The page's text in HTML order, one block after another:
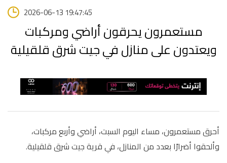
2026-06-13 19:47:45
مستعمرون يحرقون أراضي ومركبات
ويعتدون على منازل في جيت شرق قلقيلية
أحرق مستعمرون، مساء اليوم السبت، أراضي وأربع مركبات،
وألحقوا أضرارًا بعدد من المنازل، في قرية جيت شرق قلقيلية.